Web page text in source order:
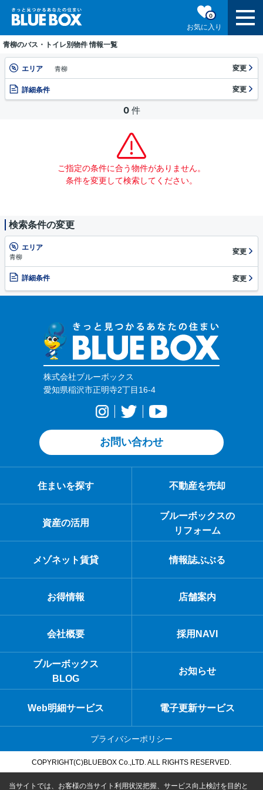
お気に入り
0
青柳のバス・トイレ別物件 情報一覧
エリア 青柳 変更
詳細条件 変更
0 件
ご指定の条件に合う物件がありません。
条件を変更して検索してください。
検索条件の変更
エリア
青柳
変更
詳細条件 変更
株式会社ブルーボックス
愛知県稲沢市正明寺2丁目16-4
お問い合わせ
住まいを探す 不動産を売却
資産の活用
ブルーボックスの
リフォーム
メゾネット賃貸 情報誌ぶぶる
お得情報 店舗案内
会社概要 採用NAVI
ブルーボックス
BLOG
お知らせ
Web明細サービス 電子更新サービス
プライバシーポリシー
COPYRIGHT(C)BLUEBOX Co.,LTD. ALL RIGHTS RESERVED.
当サイトでは、お客様の当サイト利用状況把握、サービス向上検討を目的と